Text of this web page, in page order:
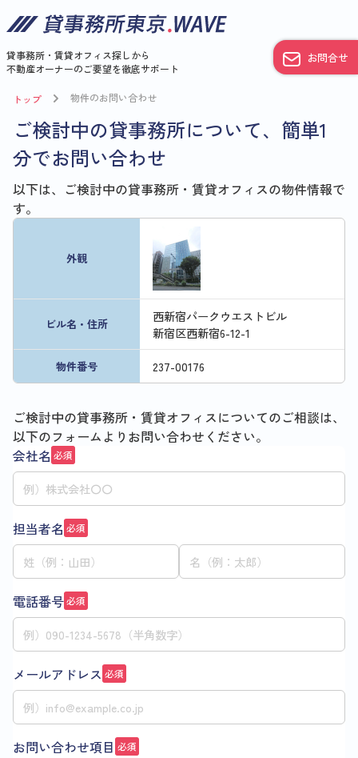
貸事務所・賃貸オフィス探しから
不動産オーナーのご要望を徹底サポート
お問合せ
トップ 物件のお問い合わせ
ご検討中の貸事務所について、簡単1
分でお問い合わせ
以下は、ご検討中の貸事務所・賃貸オフィスの物件情報で
す。
外観
ビル名・住所
西新宿パークウエストビル
新宿区西新宿6-12-1
物件番号 237-00176
ご検討中の貸事務所・賃貸オフィスについてのご相談は、
以下のフォームよりお問い合わせください。
会社名 必須
担当者名 必須
電話番号必須
メールアドレス 必須
お問い合わせ項目 必須